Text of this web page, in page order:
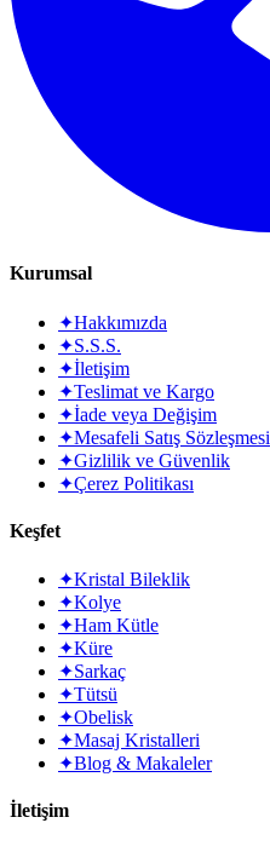
Kurumsal
✦Hakkımızda
✦S.S.S.
✦İletişim
✦Teslimat ve Kargo
✦İade veya Değişim
✦Mesafeli Satış Sözleşmesi
✦Gizlilik ve Güvenlik
✦Çerez Politikası
Keşfet
✦Kristal Bileklik
✦Kolye
✦Ham Kütle
✦Küre
✦Sarkaç
✦Tütsü
✦Obelisk
✦Masaj Kristalleri
✦Blog & Makaleler
İletişim